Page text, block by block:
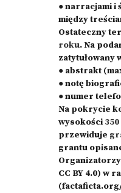
● narracjami i
między
Ostateczny
roku. Na
zatytułowany
● abstrakt
● notę
● numer
Na pokrycie
wysokości
przewiduje
grantu
CC BY 4.0) w